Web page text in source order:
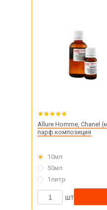
Allure Homme, Chanel
парф.композиция
10мл
50мл
1литр
шт